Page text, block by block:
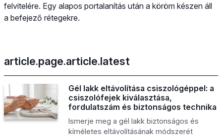
felvitelére. Egy alapos portalanítás után a köröm készen áll
a befejező rétegekre.
article.page.article.latest
Gél lakk eltávolítása csiszológéppel: a
csiszolófejek kiválasztása,
fordulatszám és biztonságos technika
Ismerje meg a gél lakk biztonságos és
kíméletes eltávolításának módszerét